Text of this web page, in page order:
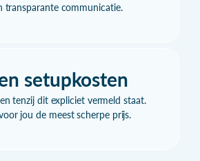
transparante communicatie.
setupkosten
tenzij dit expliciet vermeld staat.
jou de meest scherpe prijs.